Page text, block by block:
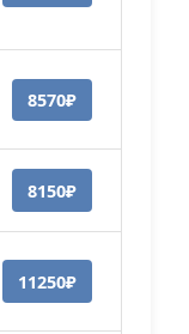
8570₽
8150₽
11250₽